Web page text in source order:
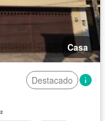
Casa
Destacado